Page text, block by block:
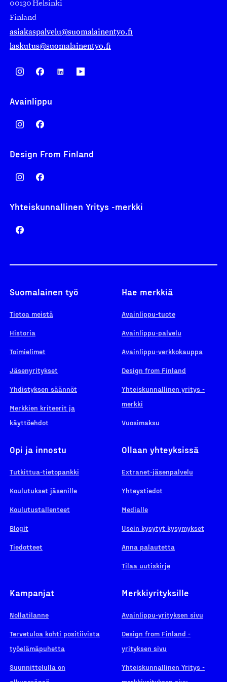
00130 Helsinki
Finland
asiakaspalvelu@suomalainentyo.fi
laskutus@suomalainentyo.fi
Avainlippu
Design From Finland
Yhteiskunnallinen Yritys -merkki
Suomalainen työ
Tietoa meistä
Historia
Toimielimet
Jäsenyritykset
Yhdistyksen säännöt
Merkkien kriteerit ja
käyttöehdot
Hae merkkiä
Avainlippu-tuote
Avainlippu-palvelu
Avainlippu-verkkokauppa
Design from Finland
Yhteiskunnallinen yritys -
merkki
Vuosimaksu
Opi ja innostu
Tutkittua-tietopankki
Koulutukset jäsenille
Koulutustallenteet
Blogit
Tiedotteet
Ollaan yhteyksissä
Extranet-jäsenpalvelu
Yhteystiedot
Medialle
Usein kysytyt kysymykset
Anna palautetta
Tilaa uutiskirje
Kampanjat
Nollatilanne
Tervetuloa kohti positiivista
työelämäpuhetta
Suunnittelulla on
Merkkiyrityksille
Avainlippu-yrityksen sivu
Design from Finland -
yrityksen sivu
Yhteiskunnallinen Yritys -